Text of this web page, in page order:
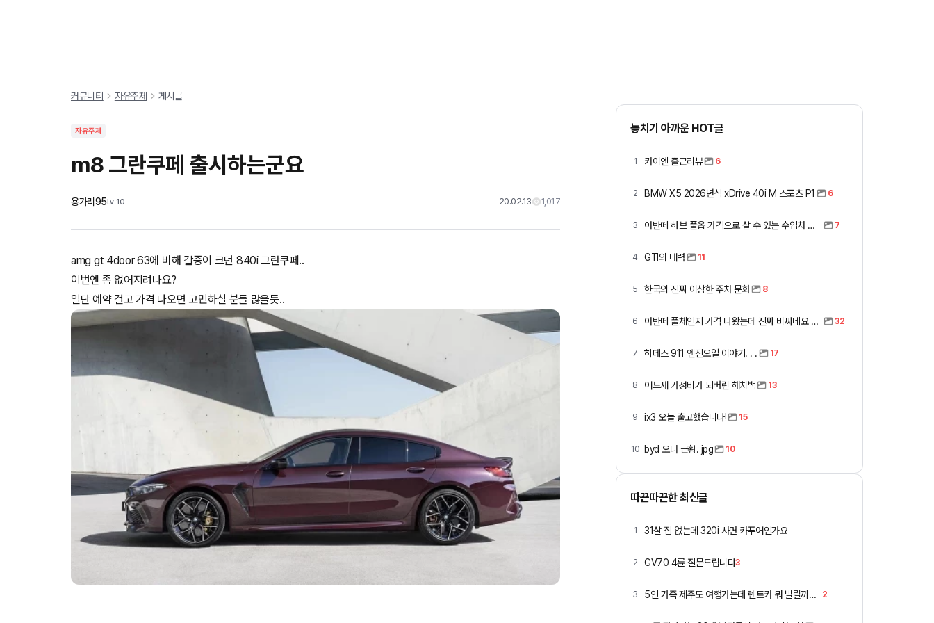
커뮤니티 자유주제 게시글
자유주제
m8 그란쿠페 출시하는군요
용가리95Lv 10 20.02.13 1,017
amg gt 4door 63에 비해 갈증이 크던 840i 그란쿠페..
이번엔 좀 없어지려나요?
놓치기 아까운 HOT글
1 카이엔 출근리뷰 6
2 BMW X5 2026년식 xDrive 40i M 스포츠 P1 6
3 아반떼 하브 풀옵 가격으로 살 수 있는 수입차 모아봤습니다 (중고 포함) 7
4 GTI의 매력 11
5 한국의 진짜 이상한 주차 문화 8
6 아반떼 풀체인지 가격 나왔는데 진짜 비싸네요 ㅎㅎ 32
7 하데스 911 엔진오일 이야기. . . 17
8 어느새 가성비가 되버린 해치백 13
9 ix3 오늘 출고했습니다! 15
10 byd 오너 근황. jpg 10
따끈따끈한 최신글
1 31살 집 없는데 320i 사면 카푸어인가요
2 GV70 4륜 질문드립니다3
3 5인 가족 제주도 여행가는데 렌트카 뭐 빌릴까요 ㅎ 2